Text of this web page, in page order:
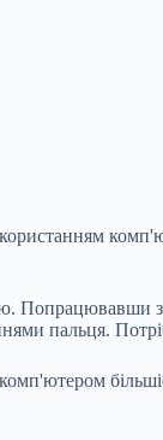
Попрацювавши з
пальця.